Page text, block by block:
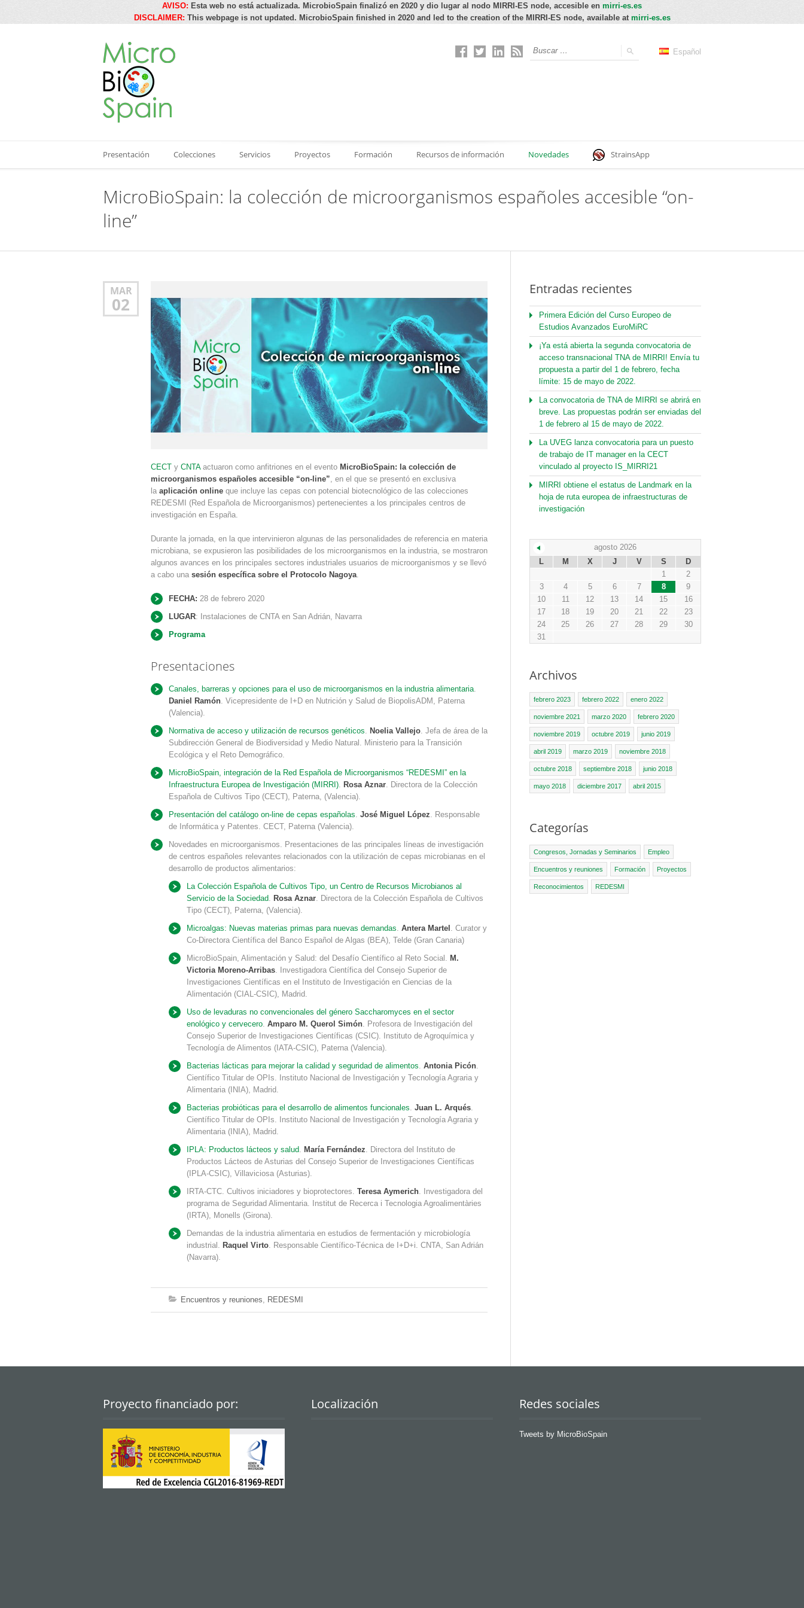
AVISO: Esta web no está actualizada. MicrobioSpain finalizó en 2020 y dio lugar al nodo MIRRI-ES node, accesible en mirri-es.es
DISCLAIMER: This webpage is not updated. MicrobioSpain finished in 2020 and led to the creation of the MIRRI-ES node, available at mirri-es.es
Español
Presentación Colecciones Servicios Proyectos Formación Recursos de información Novedades StrainsApp
MicroBioSpain: la colección de microorganismos españoles accesible “on-
line”
MAR
02
CECT y CNTAactuaron como anfitriones en el evento MicroBioSpain: la colección de
microorganismos españoles accesible “on-line”, en el que se presentó en exclusiva
la aplicación online que incluye las cepas con potencial biotecnológico de las colecciones
REDESMI (Red Española de Microorganismos) pertenecientes a los principales centros de
investigación en España.
Durante la jornada, en la que intervinieron algunas de las personalidades de referencia en materia
microbiana, se expusieron las posibilidades de los microorganismos en la industria, se mostraron
algunos avances en los principales sectores industriales usuarios de microorganismos y se llevó
a cabo una sesión específica sobre el Protocolo Nagoya.
FECHA: 28 de febrero 2020
LUGAR: Instalaciones de CNTA en San Adrián, Navarra
Programa
Presentaciones
Canales, barreras y opciones para el uso de microorganismos en la industria alimentaria.
Daniel Ramón. Vicepresidente de I+D en Nutrición y Salud de BiopolisADM, Paterna
(Valencia).
Normativa de acceso y utilización de recursos genéticos. Noelia Vallejo. Jefa de área de la
Subdirección General de Biodiversidad y Medio Natural. Ministerio para la Transición
Ecológica y el Reto Demográfico.
MicroBioSpain, integración de la Red Española de Microorganismos “REDESMI” en la
Infraestructura Europea de Investigación (MIRRI). Rosa Aznar. Directora de la Colección
Española de Cultivos Tipo (CECT), Paterna, (Valencia).
Presentación del catálogo on-line de cepas españolas. José Miguel López. Responsable
de Informática y Patentes. CECT, Paterna (Valencia).
Novedades en microorganismos. Presentaciones de las principales líneas de investigación
de centros españoles relevantes relacionados con la utilización de cepas microbianas en el
desarrollo de productos alimentarios:
La Colección Española de Cultivos Tipo, un Centro de Recursos Microbianos al
Servicio de la Sociedad. Rosa Aznar. Directora de la Colección Española de Cultivos
Tipo (CECT), Paterna, (Valencia).
Microalgas: Nuevas materias primas para nuevas demandas. Antera Martel . Curator y
Co-Directora Científica del Banco Español de Algas (BEA), Telde (Gran Canaria)
MicroBioSpain, Alimentación y Salud: del Desafío Científico al Reto Social. M.
Victoria Moreno-Arribas. Investigadora Científica del Consejo Superior de
Investigaciones Científicas en el Instituto de Investigación en Ciencias de la
Alimentación (CIAL-CSIC), Madrid.
Uso de levaduras no convencionales del género Saccharomyces en el sector
enológico y cervecero. Amparo M. Querol Simón. Profesora de Investigación del
Consejo Superior de Investigaciones Científicas (CSIC). Instituto de Agroquímica y
Tecnología de Alimentos (IATA-CSIC), Paterna (Valencia).
Bacterias lácticas para mejorar la calidad y seguridad de alimentos. Antonia Picón.
Científico Titular de OPIs. Instituto Nacional de Investigación y Tecnología Agraria y
Alimentaria (INIA), Madrid.
Bacterias probióticas para el desarrollo de alimentos funcionales. Juan L. Arqués.
Científico Titular de OPIs. Instituto Nacional de Investigación y Tecnología Agraria y
Alimentaria (INIA), Madrid.
IPLA: Productos lácteos y salud. María Fernández. Directora del Instituto de
Productos Lácteos de Asturias del Consejo Superior de Investigaciones Científicas
(IPLA-CSIC), Villaviciosa (Asturias).
IRTA-CTC. Cultivos iniciadores y bioprotectores. Teresa Aymerich. Investigadora del
programa de Seguridad Alimentaria. Institut de Recerca i Tecnologia Agroalimentàries
(IRTA), Monells (Girona).
Demandas de la industria alimentaria en estudios de fermentación y microbiología
industrial. Raquel Virto. Responsable Científico-Técnica de I+D+i. CNTA, San Adrián
(Navarra).
Encuentros y reuniones, REDESMI
Entradas recientes
Primera Edición del Curso Europeo de
Estudios Avanzados EuroMiRC
¡Ya está abierta la segunda convocatoria de
acceso transnacional TNA de MIRRI! Envía tu
propuesta a partir del 1 de febrero, fecha
límite: 15 de mayo de 2022.
La convocatoria de TNA de MIRRI se abrirá en
breve. Las propuestas podrán ser enviadas del
1 de febrero al 15 de mayo de 2022.
La UVEG lanza convocatoria para un puesto
de trabajo de IT manager en la CECT
vinculado al proyecto IS_MIRRI21
MIRRI obtiene el estatus de Landmark en la
hoja de ruta europea de infraestructuras de
investigación
agosto 2026
L
M X J V S
D
1
2
3
4 5 6 7 8
9
10
11 12 13 14 15
16
17
18 19 20 21 22
23
24
25 26 27 28 29
30
31
Archivos
febrero 2023 febrero 2022 enero 2022
noviembre 2021 marzo 2020 febrero 2020
noviembre 2019 octubre 2019 junio 2019
abril 2019 marzo 2019 noviembre 2018
octubre 2018 septiembre 2018 junio 2018
mayo 2018 diciembre 2017 abril 2015
Categorías
Congresos, Jornadas y Seminarios Empleo
Encuentros y reuniones Formación Proyectos
Reconocimientos REDESMI
Proyecto financiado por: Localización Redes sociales
Tweets by MicroBioSpain